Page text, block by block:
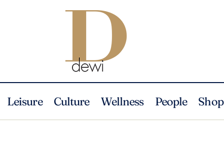
Leisure Culture Wellness People Shop